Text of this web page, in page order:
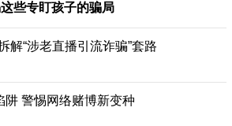
些专盯孩子的骗局
解“涉老直播引流诈骗”套路
阱 警惕网络赌博新变种